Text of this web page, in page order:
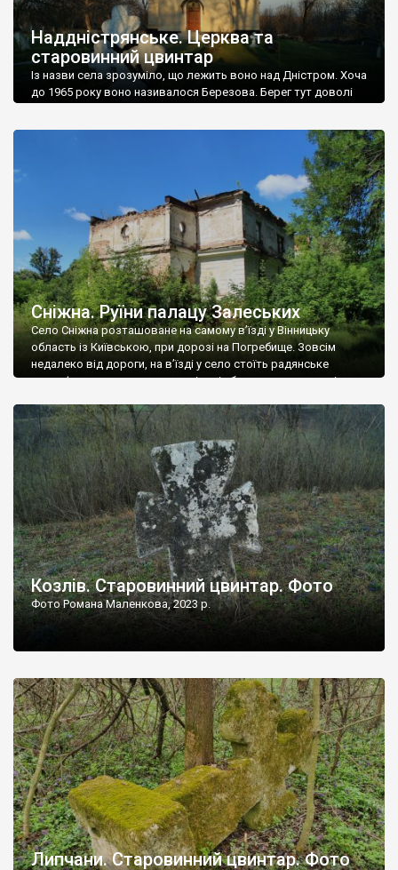
Наддністрянське. Церква та
старовинний цвинтар
Із назви села зрозуміло, що лежить воно над Дністром. Хоча
до 1965 року воно називалося Березова. Берег тут доволі
Наддністрянське відрізняється від більшості навколишніх
сіл. У селі є мурована Михайлівська церква. Точної дати […]
Сніжна. Руїни палацу Залеських
Село Сніжна розташоване на самому в’їзді у Вінницьку
область із Київською, при дорозі на Погребище. Зовсім
недалеко від дороги, на в’їзді у село стоїть радянське
рельєфне пано, яке показує жінку і яблуню, а трохи далі, десь
не видно, але видно дві стареньких колії у траві – […]
Козлів. Старовинний цвинтар. Фото
Фото Романа Маленкова, 2023 р.
Липчани. Старовинний цвинтар. Фото